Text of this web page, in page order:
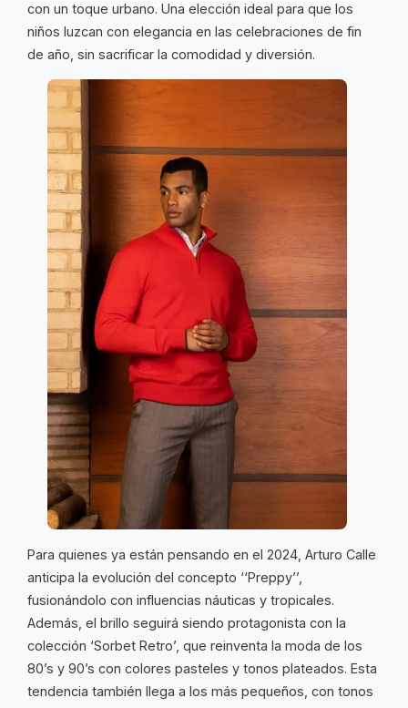
con un toque urbano. Una elección ideal para que los
niños luzcan con elegancia en las celebraciones de fin
de año, sin sacrificar la comodidad y diversión.
Para quienes ya están pensando en el 2024, Arturo Calle
anticipa la evolución del concepto ‘‘Preppy’’,
fusionándolo con influencias náuticas y tropicales.
Además, el brillo seguirá siendo protagonista con la
colección ‘Sorbet Retro’, que reinventa la moda de los
80’s y 90’s con colores pasteles y tonos plateados. Esta
tendencia también llega a los más pequeños, con tonos